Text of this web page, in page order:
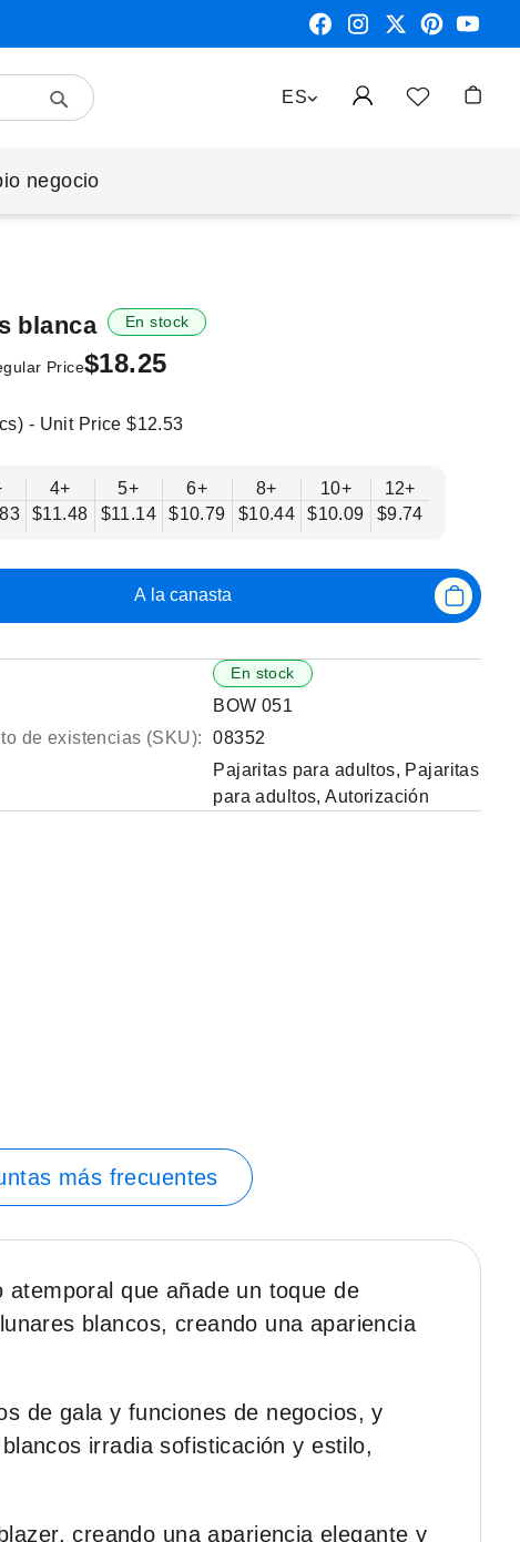
LENGUAJE
ES
Search
negocio
blanca En stock
Price$18.25
- Unit Price$12.53
4+
$11.48
5+
$11.14
6+
$10.79
8+
$10.44
10+
$10.09
12+
$9.74
A la canasta
En stock
BOW 051
de existencias (SKU):
08352
Pajaritas para adultos, Pajaritas
para adultos,Autorización
más frecuentes
que añade un toque de
blancos, creando una apariencia
de gala y funciones de negocios, y
irradia sofisticación y estilo,
creando una apariencia elegante y